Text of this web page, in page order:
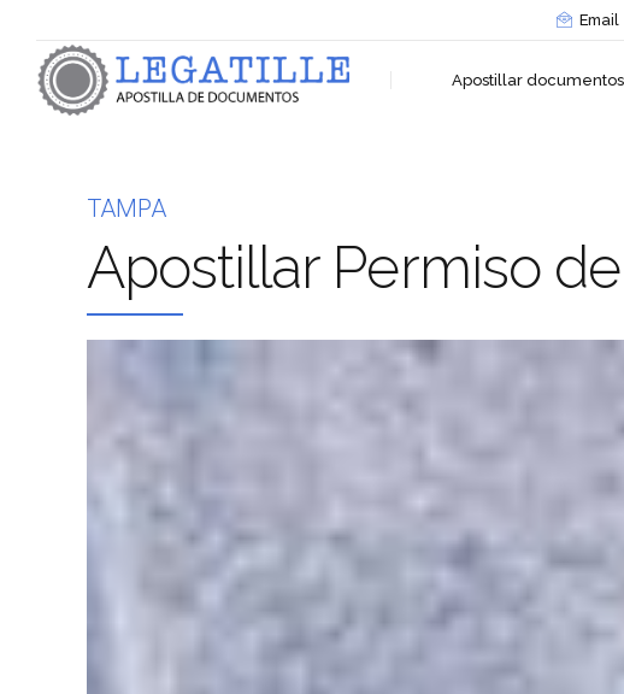
Email
Apostillar documentos
TAMPA
Apostillar Permiso